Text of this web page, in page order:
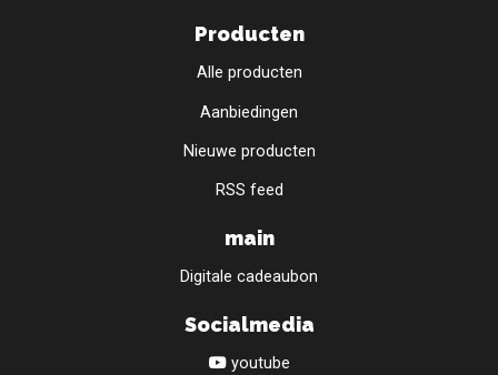
Producten
Alle producten
Aanbiedingen
Nieuwe producten
RSS feed
main
Digitale cadeaubon
Socialmedia
youtube